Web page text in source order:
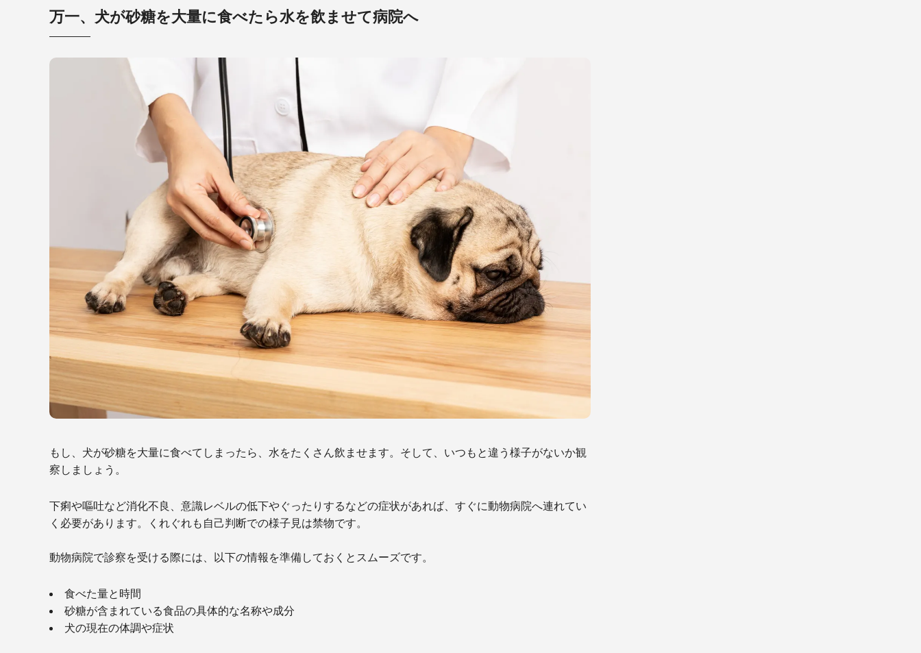
万一、犬が砂糖を大量に食べたら水を飲ませて病院へ
もし、犬が砂糖を大量に食べてしまったら、水をたくさん飲ませます。そして、いつもと違う様子がないか観
察しましょう。
下痢や嘔吐など消化不良、意識レベルの低下やぐったりするなどの症状があれば、すぐに動物病院へ連れてい
く必要があります。くれぐれも自己判断での様子見は禁物です。
動物病院で診察を受ける際には、以下の情報を準備しておくとスムーズです。
食べた量と時間
砂糖が含まれている食品の具体的な名称や成分
犬の現在の体調や症状